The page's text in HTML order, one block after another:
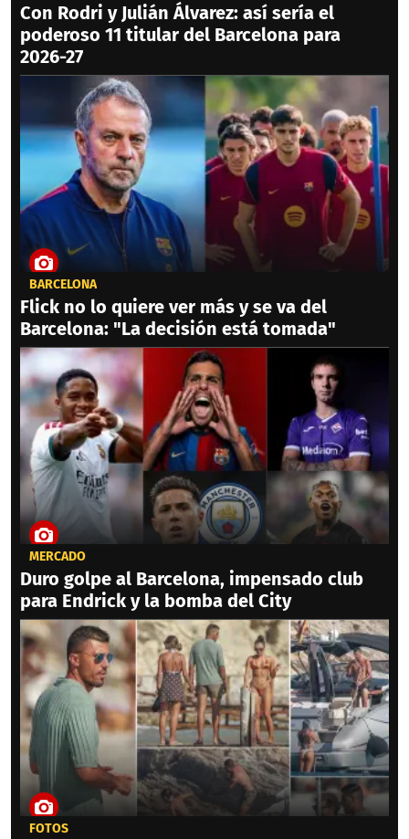
Con Rodri y Julián Álvarez: así sería el
poderoso 11 titular del Barcelona para
2026-27
BARCELONA
Flick no lo quiere ver más y se va del
Barcelona: "La decisión está tomada"
MERCADO
Duro golpe al Barcelona, impensado club
para Endrick y la bomba del City
FOTOS